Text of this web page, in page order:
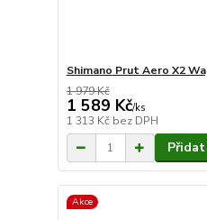
Shimano Prut Aero X2
1 979 Kč
1 589 Kč/ks
1 313 Kč bez DPH
Akce